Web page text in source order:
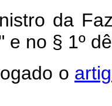
da
e no § 1º
o